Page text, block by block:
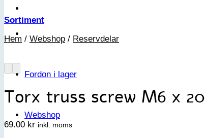
Fordon i lager
Webshop
Sortiment
Hem / Webshop / Reservdelar
Torx truss screw M6 x 20
69.00 kr inkl. moms